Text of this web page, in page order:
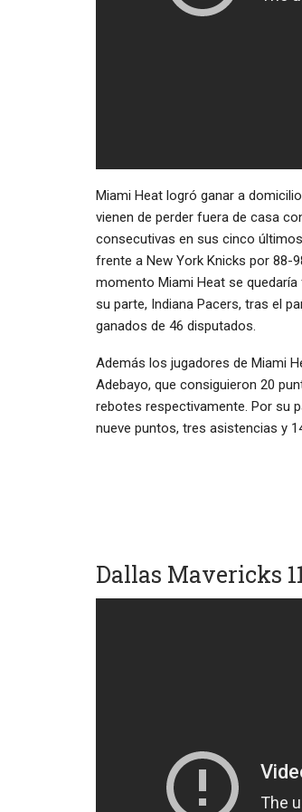
Miami Heat logró ganar a
vienen de perder fuera de casa
consecutivas en sus cinco
frente a New York Knicks por 88-
momento Miami Heat se
su parte, Indiana Pacers, tras el
ganados de 46 disputados.
Además los jugadores de Miami
Adebayo, que consiguieron 20
rebotes respectivamente. Por su
nueve puntos, tres asistencias y
Dallas Mavericks